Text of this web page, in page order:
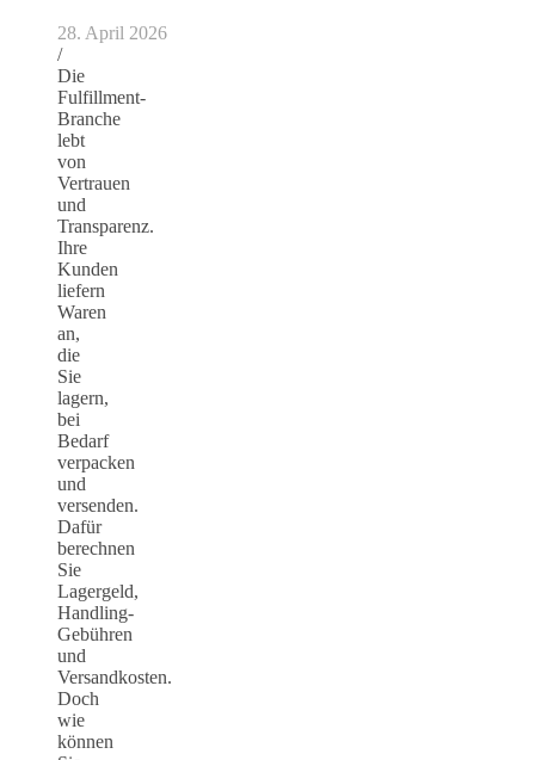
28. April 2026
/
Die
Fulfillment-
Branche
lebt
von
Vertrauen
und
Transparenz.
Ihre
Kunden
liefern
Waren
an,
die
Sie
lagern,
bei
Bedarf
verpacken
und
versenden.
Dafür
berechnen
Sie
Lagergeld,
Handling-
Gebühren
und
Versandkosten.
Doch
wie
können